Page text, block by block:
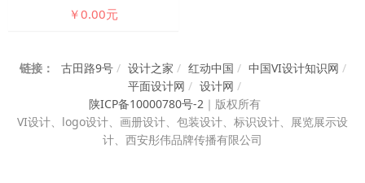
￥0.00元
链接： 古田路9号 / 设计之家 / 红动中国 / 中国VI设计知识网 /
平面设计网 / 设计网 /
陕ICP备10000780号-2 ｜ 版权所有
VI设计、 logo设计、画册设计、包装设计、标识设计、展览展示设
计、西安彤伟品牌传播有限公司